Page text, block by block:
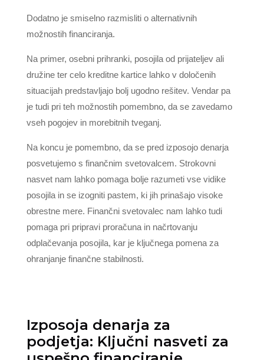
Dodatno je smiselno razmisliti o alternativnih
možnostih financiranja.
Na primer, osebni prihranki, posojila od prijateljev ali
družine ter celo kreditne kartice lahko v določenih
situacijah predstavljajo bolj ugodno rešitev. Vendar pa
je tudi pri teh možnostih pomembno, da se zavedamo
vseh pogojev in morebitnih tveganj.
Na koncu je pomembno, da se pred izposojo denarja
posvetujemo s finančnim svetovalcem. Strokovni
nasvet nam lahko pomaga bolje razumeti vse vidike
posojila in se izogniti pastem, ki jih prinašajo visoke
obrestne mere. Finančni svetovalec nam lahko tudi
pomaga pri pripravi proračuna in načrtovanju
odplačevanja posojila, kar je ključnega pomena za
ohranjanje finančne stabilnosti.
Izposoja denarja za
podjetja: Ključni nasveti za